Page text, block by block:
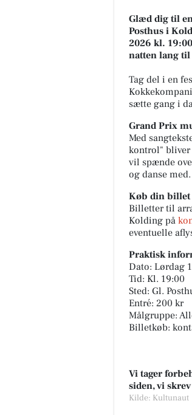
Glæd dig til
Posthus i
2026 kl.
natten lang
Tag del i en
sætte gang i
Grand Prix
Med
kontrol" bliver
vil spænde
og danse med.
Køb din
Billetter til
Kolding på
eventuelle
Praktisk
Dato: Lørdag
Tid: Kl. 19:00
Sted: Gl.
Entré: 200 kr
Målgruppe:
Billetkøb:
Vi tager
siden, vi
Kilde: Kultunaut
✨ Vi
Health
igen
Åbn